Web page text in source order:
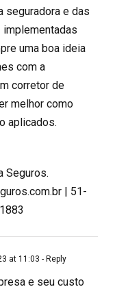
seguradora e das
uma boa ideia
com a
corretor de
melhor como
aplicados.
Seguros.
| 51-
at 11:03 - Reply
e seu custo